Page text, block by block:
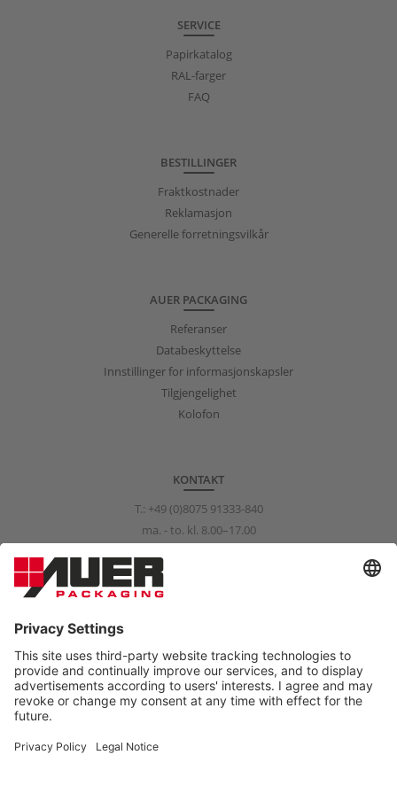
SERVICE
Papirkatalog
RAL-farger
FAQ
BESTILLINGER
Fraktkostnader
Reklamasjon
Generelle forretningsvilkår
AUER PACKAGING
Referanser
Databeskyttelse
Innstillinger for informasjonskapsler
Tilgjengelighet
Kolofon
KONTAKT
T.: +49 (0)8075 91333-840
ma. - to. kl. 8.00–17.00
info@auer-packaging.com